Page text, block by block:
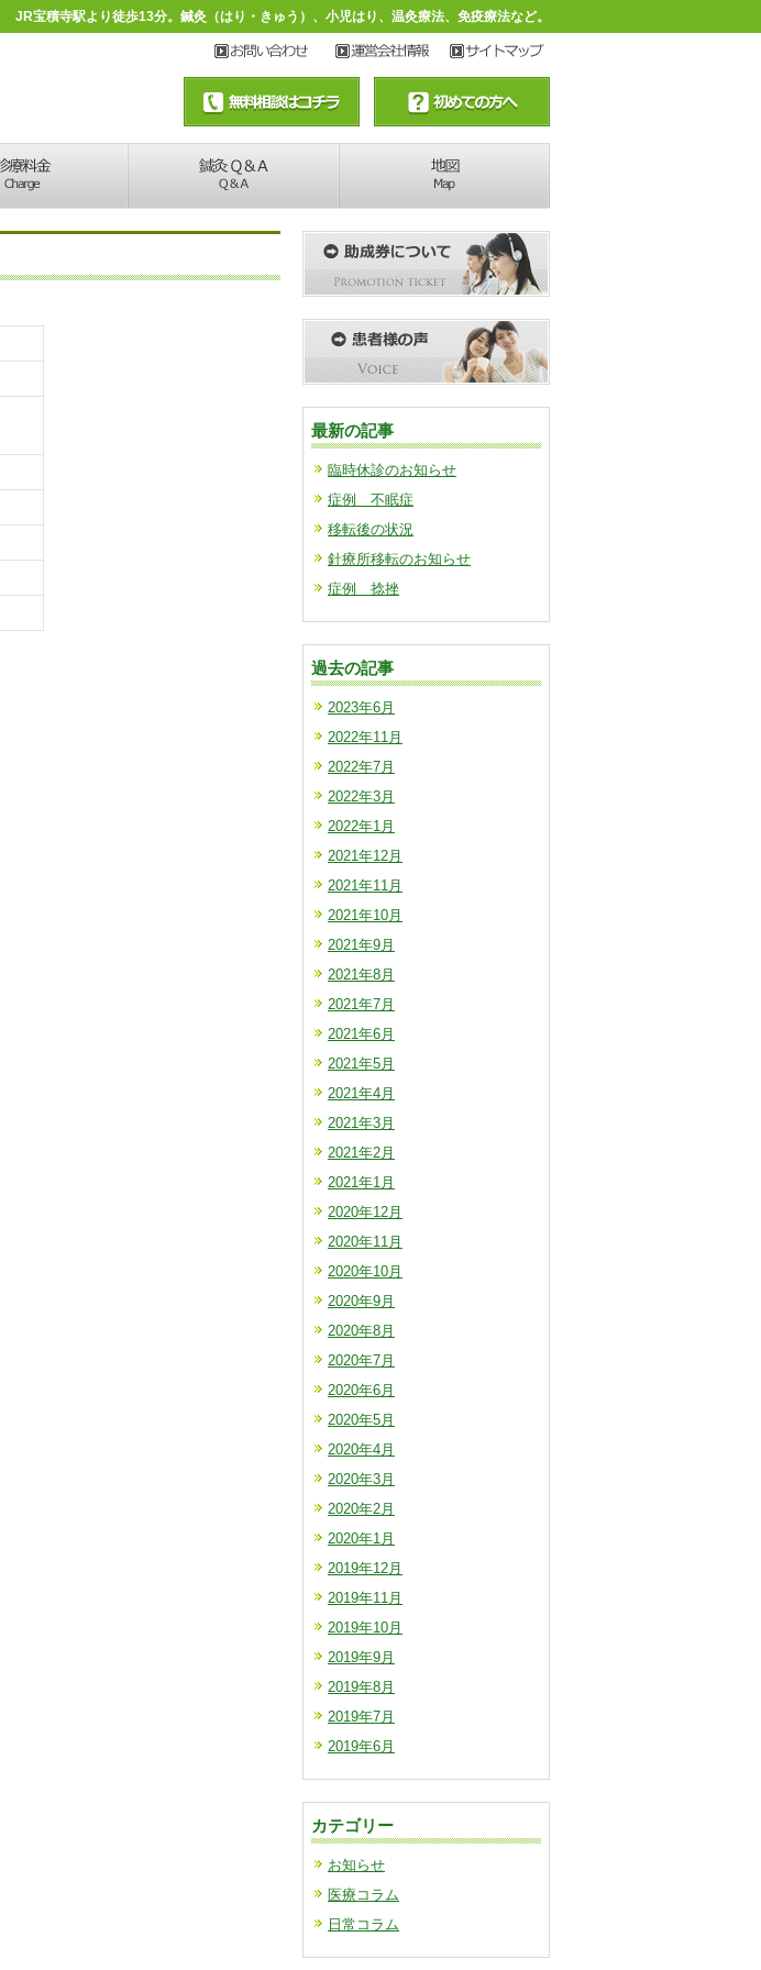
JR宝積寺駅より徒歩13分。鍼灸（はり・きゅう）、小児はり、温灸療法、免疫療法など。
最新の記事
臨時休診のお知らせ
症例 不眠症
移転後の状況
針療所移転のお知らせ
症例 捻挫
過去の記事
2023年6月
2022年11月
2022年7月
2022年3月
2022年1月
2021年12月
2021年11月
2021年10月
2021年9月
2021年8月
2021年7月
2021年6月
2021年5月
2021年4月
2021年3月
2021年2月
2021年1月
2020年12月
2020年11月
2020年10月
2020年9月
2020年8月
2020年7月
2020年6月
2020年5月
2020年4月
2020年3月
2020年2月
2020年1月
2019年12月
2019年11月
2019年10月
2019年9月
2019年8月
2019年7月
2019年6月
カテゴリー
お知らせ
医療コラム
日常コラム